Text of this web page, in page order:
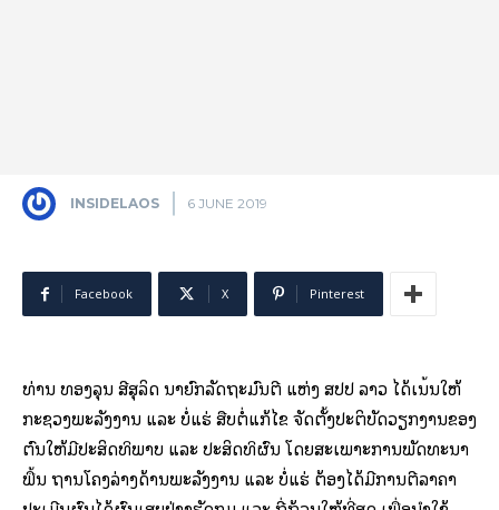
INSIDELAOS 6 JUNE 2019
Facebook X Pinterest
ທ່ານ ທອງລຸນ ສີສຸລິດ ນາຍົກລັດຖະມົນຕີ ແຫ່ງ ສປປ ລາວ ໄດ້ເນັ້ນໃຫ້
ກະຊວງພະລັງງານ ແລະ ບໍ່ແຮ່ ສືບຕໍ່ແກ້ໄຂ ຈັດຕັ້ງປະຕິບັດວຽກງານຂອງ
ຕົນໃຫ້ມີປະສິດທິພາບ ແລະ ປະສິດທິຜົນ ໂດຍສະເພາະການພັດທະນາ
ພື້ນ ຖານໂຄງລ່າງດ້ານພະລັງງານ ແລະ ບໍ່ແຮ່ ຕ້ອງໄດ້ມີການຕີລາຄາ